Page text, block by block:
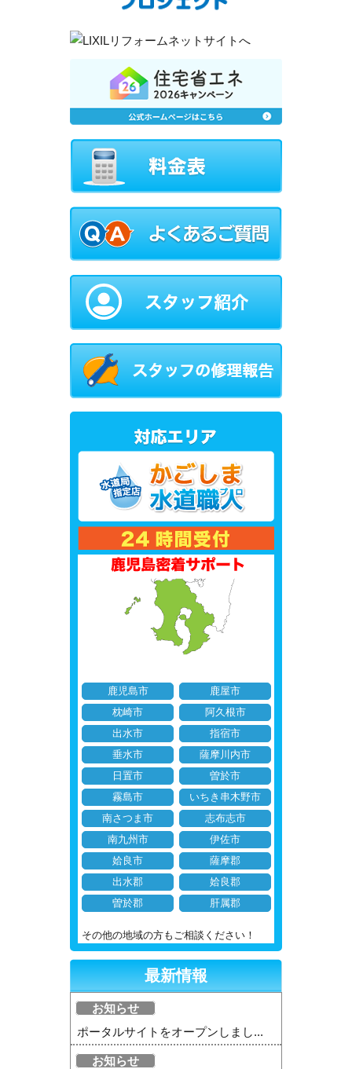
鹿児島市
鹿屋市
枕崎市
阿久根市
出水市
指宿市
垂水市
薩摩川内市
日置市
曽於市
霧島市
いちき串木野市
南さつま市
志布志市
南九州市
伊佐市
姶良市
薩摩郡
出水郡
姶良郡
曽於郡
肝属郡
その他の地域の方もご相談ください！
最新情報
お知らせ
ポータルサイトをオープンしまし...
お知らせ